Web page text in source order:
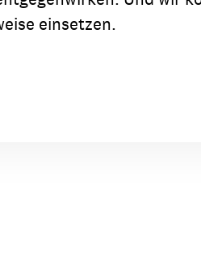
einsetzen.